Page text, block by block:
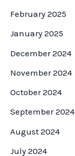
February 2025
January 2025
December 2024
November 2024
October 2024
September 2024
August 2024
July 2024